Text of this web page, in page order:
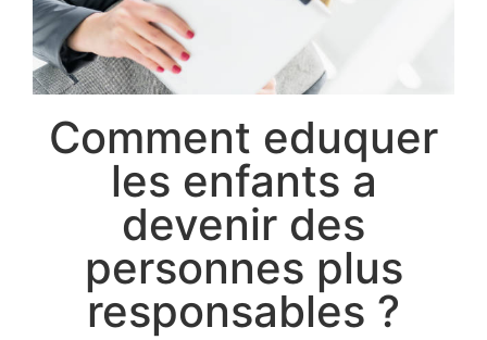
Comment eduquer
les enfants a
devenir des
personnes plus
responsables ?